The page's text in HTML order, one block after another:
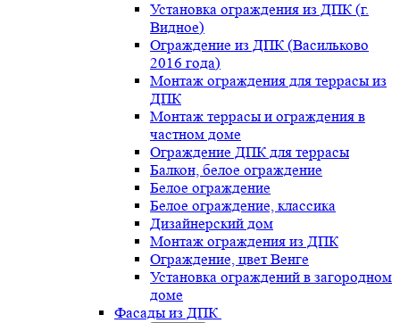
Установка ограждения из ДПК (г.
Видное)
Ограждение из ДПК (Васильково
2016 года)
Монтаж ограждения для террасы из
ДПК
Монтаж террасы и ограждения в
частном доме
Ограждение ДПК для террасы
Балкон, белое ограждение
Белое ограждение
Белое ограждение, классика
Дизайнерский дом
Монтаж ограждения из ДПК
Ограждение, цвет Венге
Установка ограждений в загородном
доме
Фасады из ДПК